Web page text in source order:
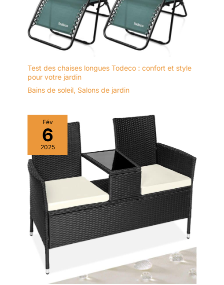
Test des chaises longues Todeco : confort et style
pour votre jardin
Bains de soleil, Salons de jardin
Fév
6
2025